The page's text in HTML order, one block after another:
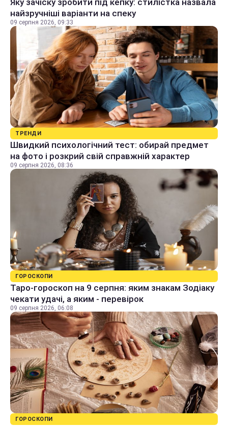
найзручніші варіанти на спеку
09 серпня 2026, 09:33
ТРЕНДИ
Швидкий психологічний тест: обирай предмет
на фото і розкрий свій справжній характер
09 серпня 2026, 08:36
ГОРОСКОПИ
Таро-гороскоп на 9 серпня: яким знакам Зодіаку
чекати удачі, а яким - перевірок
09 серпня 2026, 06:08
ГОРОСКОПИ